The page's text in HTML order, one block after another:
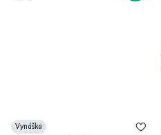
Vynáška